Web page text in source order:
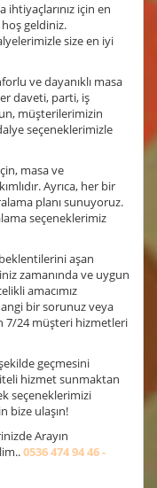
ihtiyaçlarınız için en
geldiniz.
size en iyi
ve dayanıklı masa
daveti, parti, iş
müşterilerimizin
seçeneklerimizle
masa ve
Ayrıca, her bir
planı sunuyoruz.
seçeneklerimiz
aşan
zamanında ve uygun
amacımız
bir sorunuz veya
7/24 müşteri hizmetleri
geçmesini
hizmet sunmaktan
seçeneklerimizi
bize ulaşın!
Arayın
0536 474 94 46 -